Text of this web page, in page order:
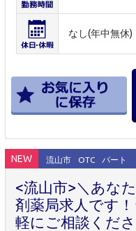
なし(年中無休)
NEW 流山市 OTC パート
<流山市>＼あな
剤薬局求人です
軽にご相談くだ